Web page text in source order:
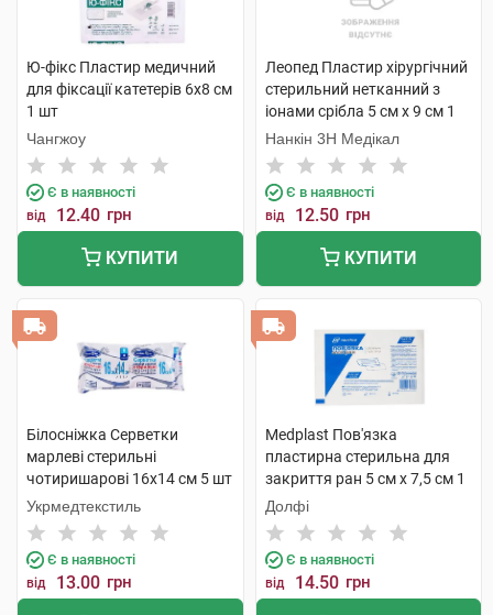
Ю-фікс Пластир медичний
для фіксації катетерів 6х8 см
1 шт
Чангжоу
Є в наявності
від 12.40 грн
КУПИТИ
Леопед Пластир хірургічний
стерильний нетканний з
іонами срібла 5 см х 9 см 1
шт
Нанкін 3H Медікал
Є в наявності
від 12.50 грн
КУПИТИ
Білосніжка Серветки
марлеві стерильні
чотиришарові 16x14 cм 5 шт
Укрмедтекстиль
Є в наявності
від 13.00 грн
Medplast Пов'язка
пластирна стерильна для
закриття ран 5 см х 7,5 см 1
шт
Долфі
Є в наявності
від 14.50 грн